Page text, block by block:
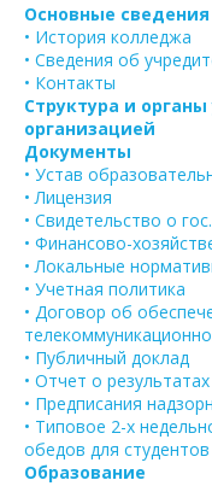
Основные сведения
• История колледжа
• Сведения об
• Контакты
Структура и
организацией
Документы
• Устав
• Лицензия
• Свидетельство о
• Финансово-
• Локальные
• Учетная политика
• Договор об
• Публичный доклад
• Отчет о
• Предписания
• Типовое 2-х
обедов для студентов
Образование